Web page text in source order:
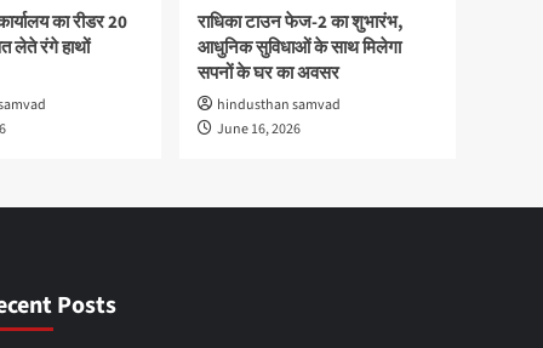
का रीडर 20
लेते रंगे हाथों
राधिका टाउन फेज-2 का शुभारंभ,
आधुनिक सुविधाओं के साथ मिलेगा
सपनों के घर का अवसर
hindusthan samvad
June 16, 2026
Posts